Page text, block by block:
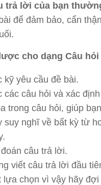
trả lời của bạn
để đảm bảo, cẩn
cho dạng Câu
kỹ yêu cầu đề bài.
các câu hỏi và xác
trong câu hỏi, giúp
suy nghĩ về bất kỳ từ
câu trả lời.
viết câu trả lời đầu
lựa chọn vì vậy hãy